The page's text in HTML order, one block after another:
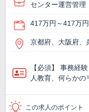
センター運営管理
417万円～417万円
京都府、大阪府、
【必須】 事務経
人教育、何らか
この求人のポイント